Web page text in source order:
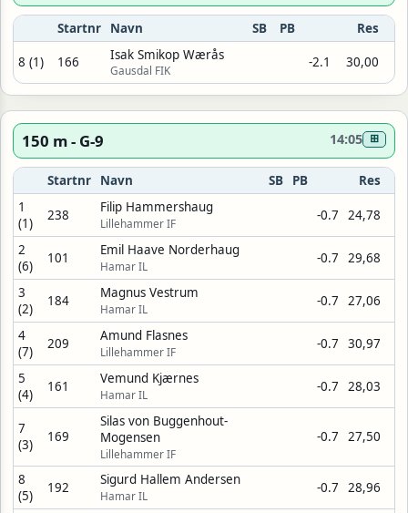
Startnr Navn SB PB Res
8 (1) 166 Isak Smikop Wærås
Gausdal FIK
-2.1 30,00
150 m - G-9 14:05 ⊞
Startnr Navn SB PB
Res
1
(1)
238 Filip Hammershaug
Lillehammer IF -0.7 24,78
2
(6)
101 Emil Haave Norderhaug
Hamar IL -0.7 29,68
3
(2)
184 Magnus Vestrum
Hamar IL -0.7 27,06
4
(7)
209 Amund Flasnes
Lillehammer IF -0.7 30,97
5
(4)
161 Vemund Kjærnes
Hamar IL -0.7 28,03
7
(3)
169
Silas von Buggenhout-
Mogensen
Lillehammer IF
-0.7 27,50
8
(5)
192 Sigurd Hallem Andersen
Hamar IL -0.7 28,96